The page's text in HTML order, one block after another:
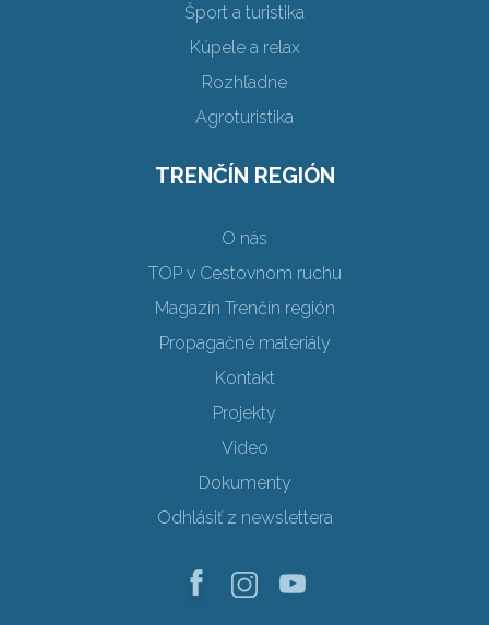
Šport a turistika
Kúpele a relax
Rozhľadne
Agroturistika
TRENČÍN REGIÓN
O nás
TOP v Cestovnom ruchu
Magazín Trenčín región
Propagačné materiály
Kontakt
Projekty
Video
Dokumenty
Odhlásiť z newslettera